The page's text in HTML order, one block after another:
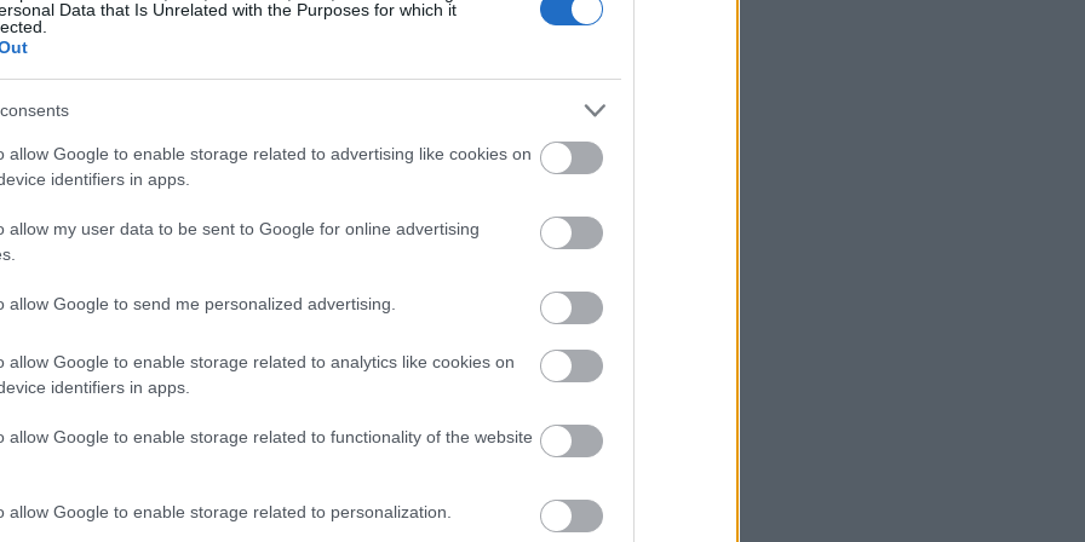
Data that Is Unrelated with the Purposes for which it
allow Google to enable storage related to advertising like cookies on
identifiers in apps.
allow my user data to be sent to Google for online advertising
allow Google to send me personalized advertising.
allow Google to enable storage related to analytics like cookies on
identifiers in apps.
allow Google to enable storage related to functionality of the website
allow Google to enable storage related to personalization.
σχεδιασμού, δοκιμών και time-to-market
Global Lead-Macro Foresight
ότι οι επιχειρήσεις που πρωτοπορούν
καινοτομίας, καταγράφουν 2,5
φορές μεγαλύτερη παραγωγικότητα
αξίας.
Marfin: Επιμένει ο δικηγόρος της
46χρονης για την ταυτοποίηση - «Η
επενδυτών παρότι το hedge fund
βρέθηκε στα όρια της κατάρρευσης
ΙΣΑ: Ζητά άμεση αναστολή της
αποτελεσμάτων στο Ψηφιακό
Αποθετήριο
κλιματική πραγματικότητα
BP: Μια πώληση της καθιστά
Αμερικανό επενδυτή τον δεύτερο
Με ταχείς ρυθμούς οι διαδικασίες
στη Δυτική Αττική